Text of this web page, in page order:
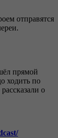
отправятся
прямой
ходить по
о